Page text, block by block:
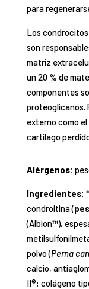
para
Los
son
matriz
un 20 % de
componentes
proteoglicanos.
externo como el
cartílago
Alérgenos:
Ingredientes:
condroitina (
(Albion™),
polvo (Perna
calcio,
II®: colágeno